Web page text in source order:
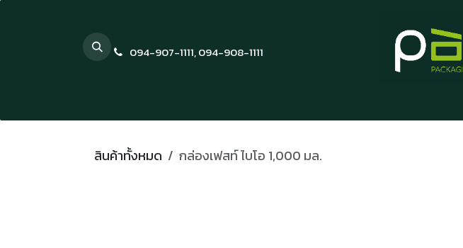
094-907-1111,094-908-1111
สินค้าทั้งหมด กล่องเฟสท์ ไบโอ 1,000 มล.